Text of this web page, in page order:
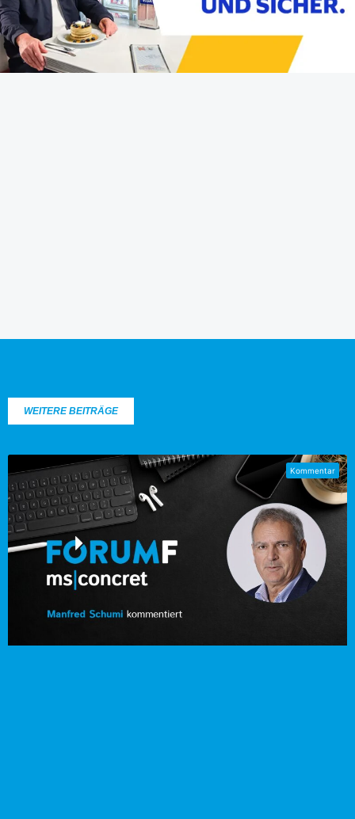
WEITERE BEITRÄGE